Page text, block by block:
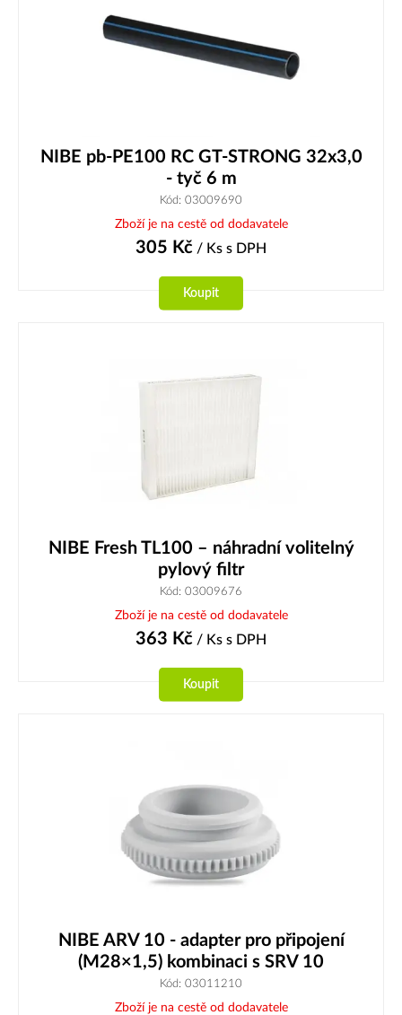
NIBE pb-PE100 RC GT-STRONG 32x3,0
- tyč 6 m
Kód: 03009690
Zboží je na cestě od dodavatele
305 Kč / Ks s DPH
Koupit
NIBE Fresh TL100 – náhradní volitelný
pylový filtr
Kód: 03009676
Zboží je na cestě od dodavatele
363 Kč / Ks s DPH
Koupit
NIBE ARV 10 - adapter pro připojení
(M28×1,5) kombinaci s SRV 10
Kód: 03011210
Zboží je na cestě od dodavatele